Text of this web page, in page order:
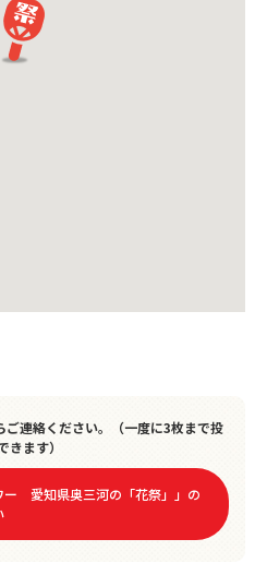
連絡ください。（一度に3枚まで投
きます）
ー 愛知県奥三河の「花祭」 」の